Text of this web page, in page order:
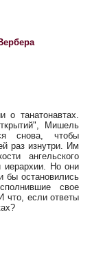
о танатонавтах.
Мишель
снова, чтобы
раз изнутри. Им
ангельского
иерархии. Но они
бы остановились
свое
что, если ответы